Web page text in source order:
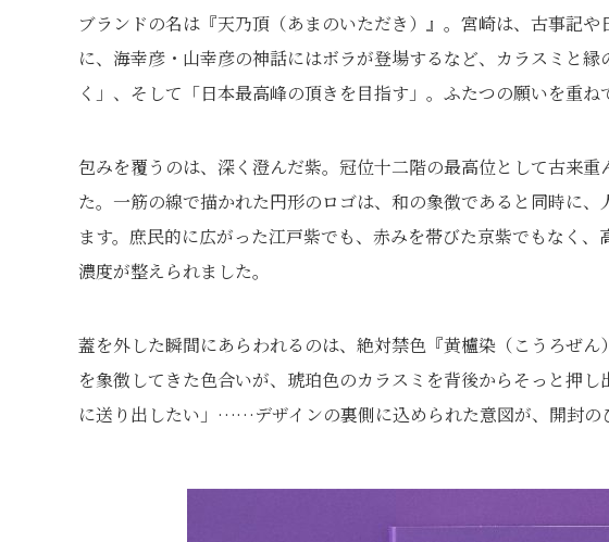
ブランドの名は『天乃頂（あまのいただき）』。宮崎は、古事記
に、海幸彦・山幸彦の神話にはボラが登場するなど、カラスミと
く」、そして「日本最高峰の頂きを目指す」。ふたつの願いを重ね
包みを覆うのは、深く澄んだ紫。冠位十二階の最高位として古来
た。一筋の線で描かれた円形のロゴは、和の象徴であると同時に
ます。庶民的に広がった江戸紫でも、赤みを帯びた京紫でもなく
濃度が整えられました。
蓋を外した瞬間にあらわれるのは、絶対禁色『黄櫨染（こうろぜ
を象徴してきた色合いが、琥珀色のカラスミを背後からそっと押
に送り出したい」……デザインの裏側に込められた意図が、開封の